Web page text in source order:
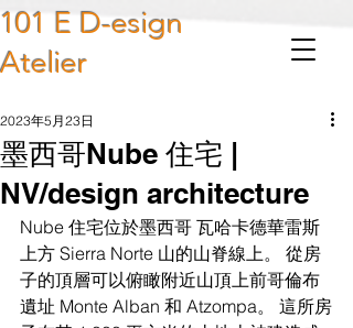
101 E D-esign
Atelier
墨西哥Nube 住宅 |
NV/design architecture
2023年5月23日
Nube 住宅位於墨西哥 瓦哈卡德華雷斯
上方 Sierra Norte 山的山脊線上。 從房
子的頂層可以俯瞰附近山頂上前哥倫布
遺址 Monte Alban 和 Atzompa。 這所房